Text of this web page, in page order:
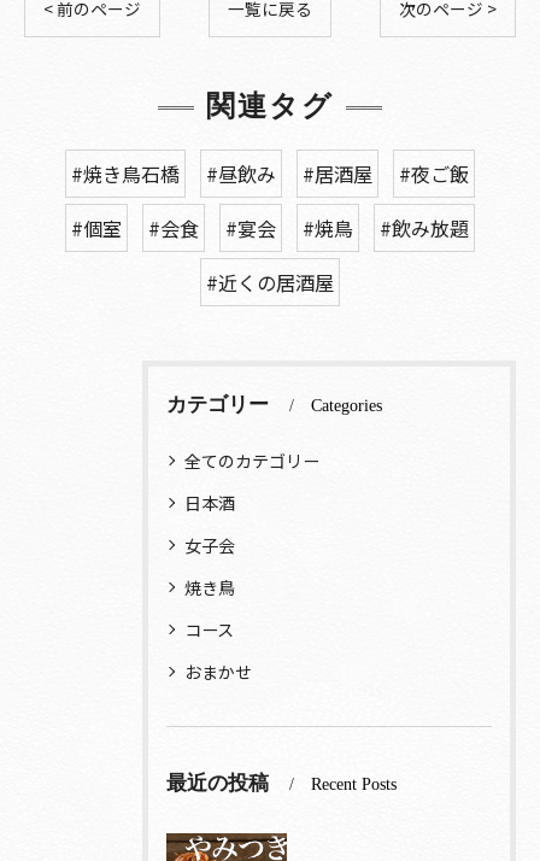
< 前のページ 一覧に戻る 次のページ >
関連タグ
#焼き鳥石橋 #昼飲み #居酒屋
#夜ご飯
#個室
#会食 #宴会 #焼鳥
#飲み放題
#近くの居酒屋
カテゴリー Categories
全てのカテゴリー
日本酒
女子会
焼き鳥
コース
おまかせ
最近の投稿 Recent Posts